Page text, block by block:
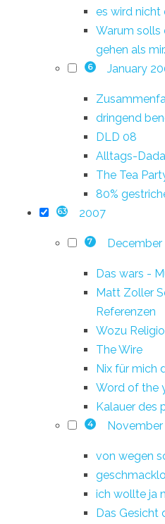
es wird nicht
Warum solls
gehen als
6 January
dringend
DLD 08
Alltags-Dada
The Tea
80%
63 2007
7 December
Das wars -
Matt Zoller
Referenzen
Wozu
The Wire
Nix für mich
Word of the
Kalauer des
4
von wegen
ich wollte ja
Das Gesicht